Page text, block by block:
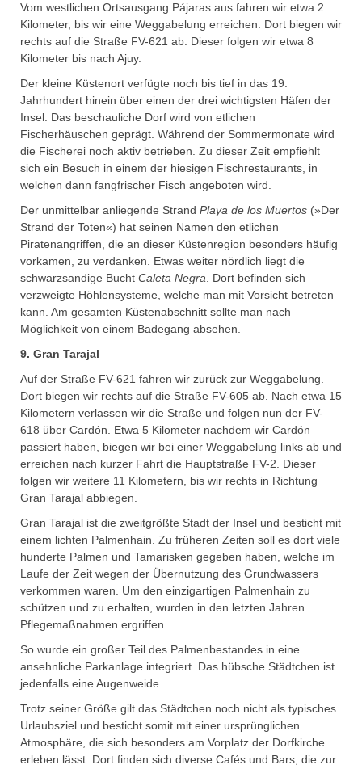
Vom westlichen Ortsausgang Pájaras aus fahren wir etwa 2
Kilometer, bis wir eine Weggabelung erreichen. Dort biegen wir
rechts auf die Straße FV-621 ab. Dieser folgen wir etwa 8
Kilometer bis nach Ajuy.
Der kleine Küstenort verfügte noch bis tief in das 19.
Jahrhundert hinein über einen der drei wichtigsten Häfen der
Insel. Das beschauliche Dorf wird von etlichen
Fischerhäuschen geprägt. Während der Sommermonate wird
die Fischerei noch aktiv betrieben. Zu dieser Zeit empfiehlt
sich ein Besuch in einem der hiesigen Fischrestaurants, in
welchen dann fangfrischer Fisch angeboten wird.
Der unmittelbar anliegende Strand Playa de los Muertos (»Der
Strand der Toten«) hat seinen Namen den etlichen
Piratenangriffen, die an dieser Küstenregion besonders häufig
vorkamen, zu verdanken. Etwas weiter nördlich liegt die
schwarzsandige Bucht Caleta Negra . Dort befinden sich
verzweigte Höhlensysteme, welche man mit Vorsicht betreten
kann. Am gesamten Küstenabschnitt sollte man nach
Möglichkeit von einem Badegang absehen.
9. Gran Tarajal
Auf der Straße FV-621 fahren wir zurück zur Weggabelung.
Dort biegen wir rechts auf die Straße FV-605 ab. Nach etwa 15
Kilometern verlassen wir die Straße und folgen nun der FV-
618 über Cardón. Etwa 5 Kilometer nachdem wir Cardón
passiert haben, biegen wir bei einer Weggabelung links ab und
erreichen nach kurzer Fahrt die Hauptstraße FV-2. Dieser
folgen wir weitere 11 Kilometern, bis wir rechts in Richtung
Gran Tarajal abbiegen.
Gran Tarajal ist die zweitgrößte Stadt der Insel und besticht mit
einem lichten Palmenhain. Zu früheren Zeiten soll es dort viele
hunderte Palmen und Tamarisken gegeben haben, welche im
Laufe der Zeit wegen der Übernutzung des Grundwassers
verkommen waren. Um den einzigartigen Palmenhain zu
schützen und zu erhalten, wurden in den letzten Jahren
Pflegemaßnahmen ergriffen.
So wurde ein großer Teil des Palmenbestandes in eine
ansehnliche Parkanlage integriert. Das hübsche Städtchen ist
jedenfalls eine Augenweide.
Trotz seiner Größe gilt das Städtchen noch nicht als typisches
Urlaubsziel und besticht somit mit einer ursprünglichen
Atmosphäre, die sich besonders am Vorplatz der Dorfkirche
erleben lässt. Dort finden sich diverse Cafés und Bars, die zur